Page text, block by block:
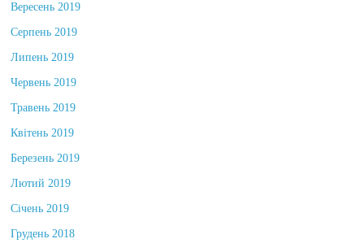
Вересень 2019
Серпень 2019
Липень 2019
Червень 2019
Травень 2019
Квітень 2019
Березень 2019
Лютий 2019
Січень 2019
Грудень 2018